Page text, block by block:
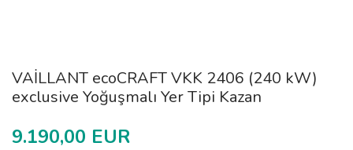
VAİLLANT ecoCRAFT VKK 2406 (240 kW)
exclusive Yoğuşmalı Yer Tipi Kazan
9.190,00 EUR